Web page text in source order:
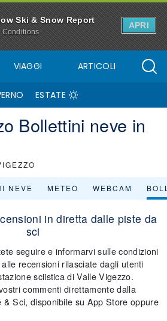
Ski & Snow Report
Conditions
APRI
VIAGGI ARTICOLI
ESTATE
Bollettini neve in
NEVE METEO WEBCAM
in diretta dalle piste da
sci
seguire e informarvi sulle condizioni
recensioni rilasciate dagli utenti
sciistica di Valle Vigezzo.
commenti direttamente dalla
& Sci, disponibile su App Store oppure